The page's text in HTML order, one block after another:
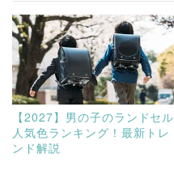
【2027】男の子のランドセル
人気色ランキング！最新トレ
ンド解説